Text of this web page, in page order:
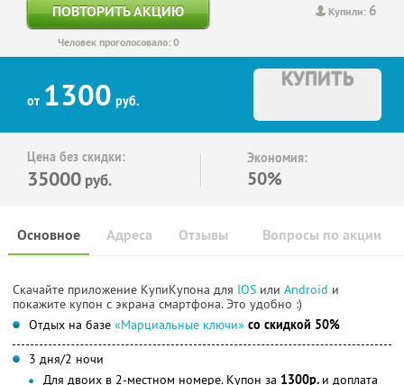
Купили: 6
ПОВТОРИТЬ АКЦИЮ
Человек проголосовало: 0
от 1300 руб.
КУПИТЬ
Цена без скидки:
35000 руб.
Экономия:
50%
Основное Отзывы Вопросы по акции
Адреса
Скачайте приложение КупиКупона для IOS или Android и
покажите купон с экрана смартфона. Это удобно :)
Отдых на базе «Марциальные ключи» со скидкой 50%
3 дня/2 ночи
Для двоих в 2-местном номере. Купон за 1300р. и доплата